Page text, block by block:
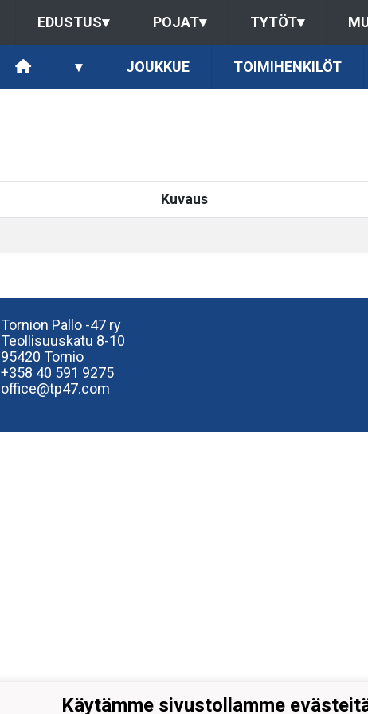
EDUSTUS▾ POJAT▾ TYTÖT▾
▾ JOUKKUE TOIMIHENKILÖT
Kuvaus
Tornion Pallo -47 ry
Teollisuuskatu 8-10
95420 Tornio
+358 40 591 9275
office@tp47.com
Käytämme sivustollamme